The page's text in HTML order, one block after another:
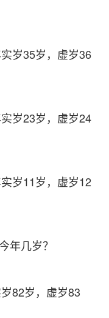
岁35岁，虚岁36
岁23岁，虚岁24
岁11岁，虚岁12
年几岁？
82岁，虚岁83